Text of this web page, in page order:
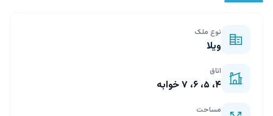
نوع ملک
ویلا
اتاق
۴، ۵، ۶، ۷ خوابه
مساحت